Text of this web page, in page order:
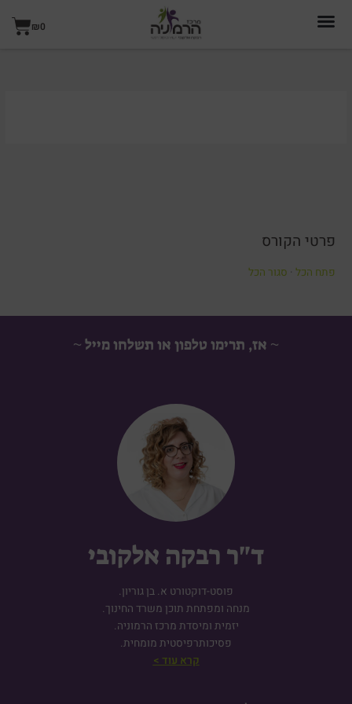
לתוכן
₪0
פרטי הקורס
פתח הכל · סגור הכל
~ אז, תרימו טלפון או תשלחו מייל ~
ד"ר רבקה אלקובי
פוסט-דוקטורט א. בן גוריון.
מנחה ומפתחת תוכן משרד החינוך.
יזמית ומיסדת מרכז הרמוניה.
פסיכותרפיסטית מומחית.
קרא עוד >